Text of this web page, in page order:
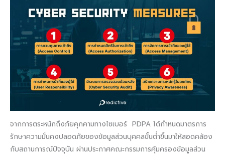
จากการตระหนักถึงภัยคุกคามทางไซเบอร์ PDPA ได้กำหนดมาตรการ
รักษาความมั่นคงปลอดภัยของข้อมูลส่วนบุคคลขั้นต่ำขึ้นมาให้สอดคล้อง
กับสถานการณ์ปัจจุบัน ผ่านประกาศคณะกรรมการคุ้มครองข้อมูลส่วน